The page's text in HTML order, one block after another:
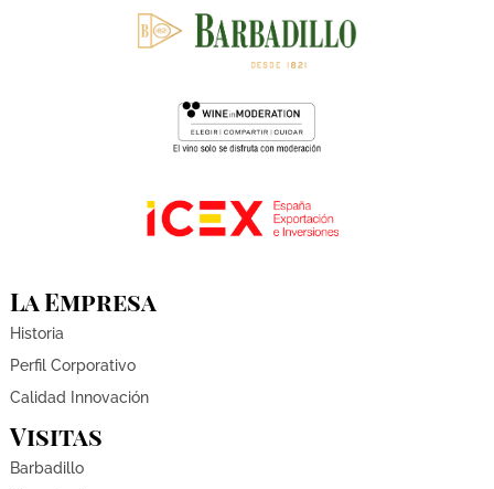
La Empresa
Historia
Perfil Corporativo
Calidad Innovación
Visitas
Barbadillo